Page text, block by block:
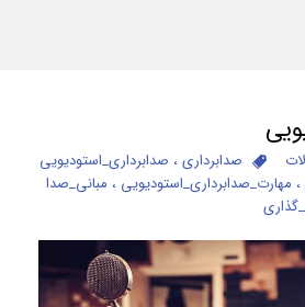
صدابرداری ، صدابرداری_استودیویی
، مهارت_صدابرداری_استودیویی ، مبانی_صدا